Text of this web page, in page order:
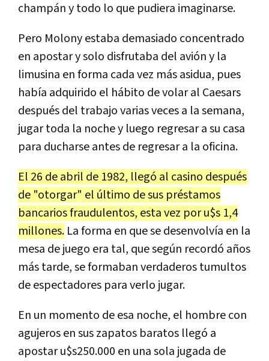
champán y todo lo que pudiera imaginarse.
Pero Molony estaba demasiado concentrado
en apostar y solo disfrutaba del avión y la
limusina en forma cada vez más asidua, pues
había adquirido el hábito de volar al Caesars
después del trabajo varias veces a la semana,
jugar toda la noche y luego regresar a su casa
para ducharse antes de regresar a la oficina.
El 26 de abril de 1982, llegó al casino después
de "otorgar" el último de sus préstamos
bancarios fraudulentos, esta vez por u$s 1,4
millones. La forma en que se desenvolvía en la
mesa de juego era tal, que según recordó años
más tarde, se formaban verdaderos tumultos
de espectadores para verlo jugar.
En un momento de esa noche, el hombre con
agujeros en sus zapatos baratos llegó a
apostar u$s250.000 en una sola jugada de